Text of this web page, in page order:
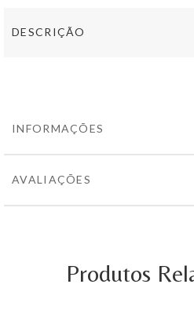
DESCRIÇÃO
INFORMAÇÕES
AVALIAÇÕES
Produtos